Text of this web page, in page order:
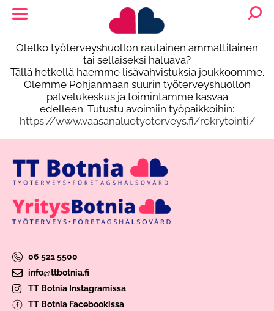
Oletko työterveyshuollon rautainen ammattilainen
tai sellaiseksi haluava?
Tällä hetkellä haemme lisävahvistuksia joukkoomme.
Olemme Pohjanmaan suurin työterveyshuollon
palvelukeskus ja toimintamme kasvaa
edelleen. Tutustu avoimiin työpaikkoihin:
https://www.vaasanaluetyoterveys.fi/rekrytointi/
06 521 5500
info@ttbotnia.fi
TT Botnia Instagramissa
TT Botnia Facebookissa